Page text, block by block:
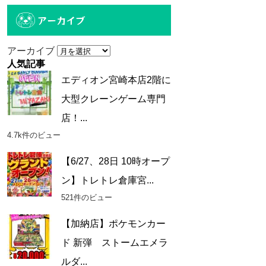
アーカイブ
アーカイブ
人気記事
エディオン宮崎本店2階に
大型クレーンゲーム専門
店！...
4.7k件のビュー
【6/27、28日 10時オープ
ン】トレトレ倉庫宮...
521件のビュー
【加納店】ポケモンカー
ド 新弾 ストームエメラ
ルダ...